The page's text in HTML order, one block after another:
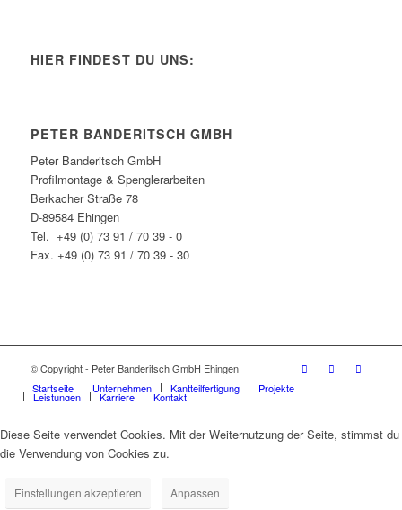
HIER FINDEST DU UNS:
PETER BANDERITSCH GMBH
Peter Banderitsch GmbH
Profilmontage & Spenglerarbeiten
Berkacher Straße 78
D-89584 Ehingen
Tel. +49 (0) 73 91 / 70 39 - 0
Fax. +49 (0) 73 91 / 70 39 - 30
© Copyright - Peter Banderitsch GmbH Ehingen
Startseite
Unternehmen Kantteilfertigung Projekte
Leistungen Karriere Kontakt
Diese Seite verwendet Cookies. Mit der Weiternutzung der Seite, stimmst du
die Verwendung von Cookies zu.
Einstellungen akzeptieren Anpassen